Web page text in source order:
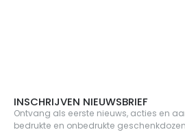
INSCHRIJVEN NIEUWSBRIEF
Ontvang als eerste nieuws, acties en
bedrukte en onbedrukte